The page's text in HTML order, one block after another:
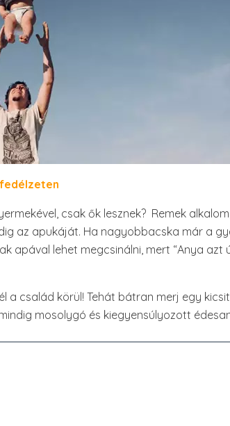
csak ők lesznek? Remek
az apukáját. Ha nagyobbacska már a
apával lehet megcsinálni, mert “Anya azt
a család körül! Tehát bátran merj egy
mosolygó és kiegyensúlyozott